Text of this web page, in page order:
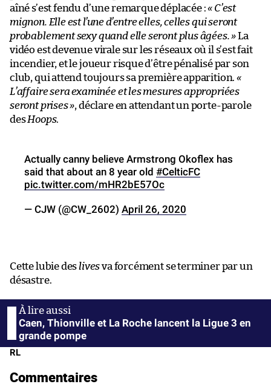
aîné s’est fendu d’une remarque déplacée :« C’est
mignon. Elle est l’une d’entre elles, celles qui seront
probablement sexy quand elle seront plus âgées. »La
vidéo est devenue virale sur les réseaux où il s’est fait
incendier, et le joueur risque d’être pénalisé par son
club, qui attend toujours sa première apparition.«
L’affaire sera examinée et les mesures appropriées
seront prises », déclare en attendant un porte-parole
desHoops.
Actually canny believe Armstrong Okoflex has
said that about an 8 year old #CelticFC
pic.twitter.com/mHR2bE57Oc
— CJW (@CW_2602) April 26, 2020
Cette lubie des livesva forcément se terminer par un
désastre.
Caen, Thionville et La Roche lancent la Ligue 3 en
grande pompe
RL
Commentaires